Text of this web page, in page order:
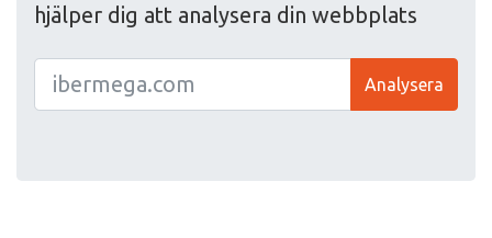
hjälper dig att analysera din webbplats
Analysera